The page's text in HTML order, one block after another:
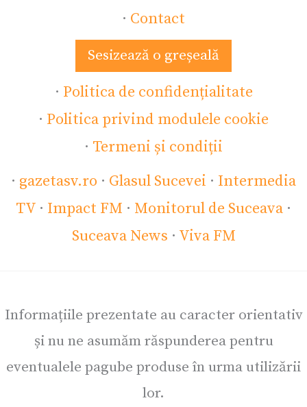
· Contact
Sesizează o greșeală
· Politica de confidențialitate
· Politica privind modulele cookie
· Termeni și condiții
· gazetasv.ro · Glasul Sucevei · Intermedia
TV · Impact FM · Monitorul de Suceava ·
Suceava News · Viva FM
Informațiile prezentate au caracter orientativ
și nu ne asumăm răspunderea pentru
eventualele pagube produse în urma utilizării
lor.